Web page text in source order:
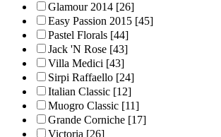
Glamour 2014 [26]
Easy Passion 2015 [45]
Pastel Florals [44]
Jack 'N Rose [43]
Villa Medici [43]
Sirpi Raffaello [24]
Italian Classic [12]
Muogro Сlassic [11]
Grande Corniche [17]
Victoria [26]